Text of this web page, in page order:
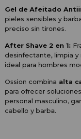
Gel de Afeitado
pieles sensibles y
preciso sin tirones.
After Shave 2 en 1:
desinfectante, limpia
ideal para hombres
Ossion combina alta
para ofrecer
personal masculino,
cabello y barba.